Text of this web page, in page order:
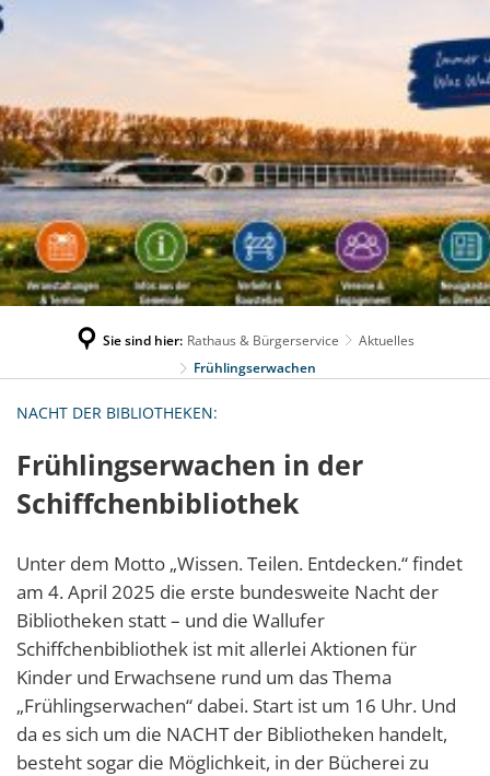
Sie sind hier: Rathaus & Bürgerservice
Aktuelles
Frühlingserwachen
NACHT DER BIBLIOTHEKEN:
Frühlingserwachen in der
Schiffchenbibliothek
Unter dem Motto „Wissen. Teilen. Entdecken.“ findet
am 4. April 2025 die erste bundesweite Nacht der
Bibliotheken statt – und die Wallufer
Schiffchenbibliothek ist mit allerlei Aktionen für
Kinder und Erwachsene rund um das Thema
„Frühlingserwachen“ dabei. Start ist um 16 Uhr. Und
da es sich um die NACHT der Bibliotheken handelt,
besteht sogar die Möglichkeit, in der Bücherei zu